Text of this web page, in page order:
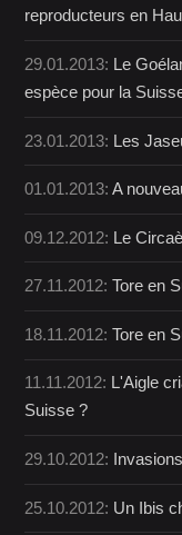
reproducteurs en
29.01.2013: Le
espèce pour la
23.01.2013: Les
01.01.2013:A
09.12.2012: Le
27.11.2012:Tore en
18.11.2012:Tore en
11.11.2012: L'Aigle
Suisse ?
29.10.2012:
25.10.2012: Un Ibis